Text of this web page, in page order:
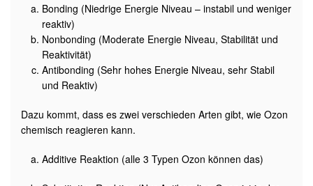
Bonding (Niedrige Energie Niveau – instabil und weniger
reaktiv)
Nonbonding (Moderate Energie Niveau, Stabilität und
Reaktivität)
Antibonding (Sehr hohes Energie Niveau, sehr Stabil
und Reaktiv)
Dazu kommt, dass es zwei verschieden Arten gibt, wie Ozon
chemisch reagieren kann.
Additive Reaktion (alle 3 Typen Ozon können das)